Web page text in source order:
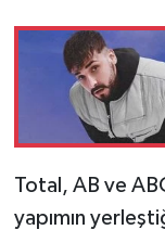
Total, AB ve
yapımın